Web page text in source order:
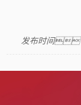
发布时间